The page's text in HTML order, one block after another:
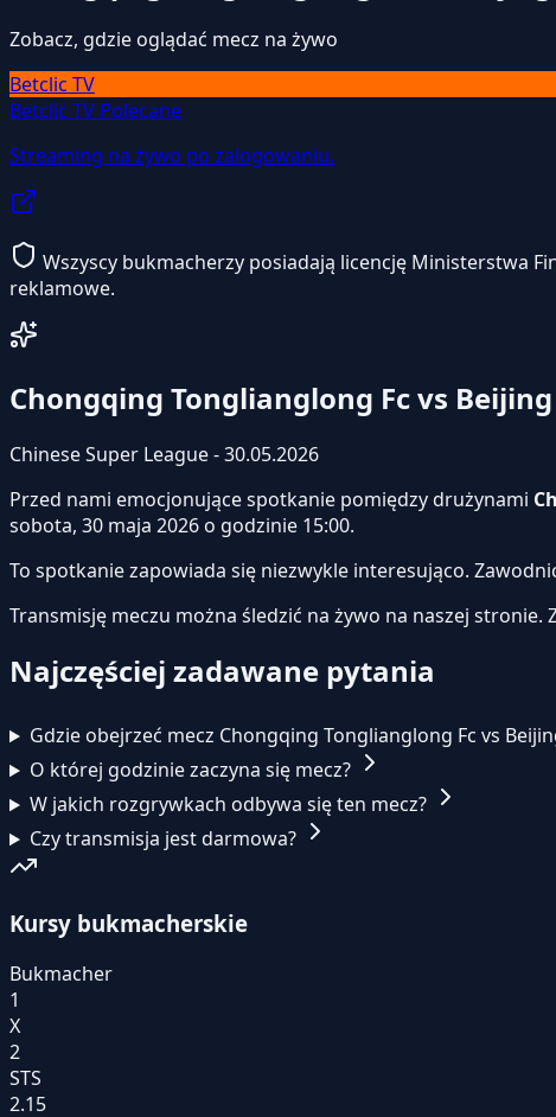
Zobacz, gdzie oglądać mecz na żywo
Betclic TV
Betclic TV Polecane
Streaming na żywo po zalogowaniu.
Wszyscy bukmacherzy posiadają licencję Ministerstwa
reklamowe.
Chongqing Tonglianglong Fc vs
Chinese Super League - 30.05.2026
Przed nami emocjonujące spotkanie pomiędzy drużynami
sobota, 30 maja 2026 o godzinie 15:00.
To spotkanie zapowiada się niezwykle interesująco.
Transmisję meczu można śledzić na żywo na naszej stronie.
Najczęściej zadawane pytania
Gdzie obejrzeć mecz Chongqing Tonglianglong Fc vs
O której godzinie zaczyna się mecz?
W jakich rozgrywkach odbywa się ten mecz?
Czy transmisja jest darmowa?
Kursy bukmacherskie
Bukmacher
1
X
2
STS
2.15